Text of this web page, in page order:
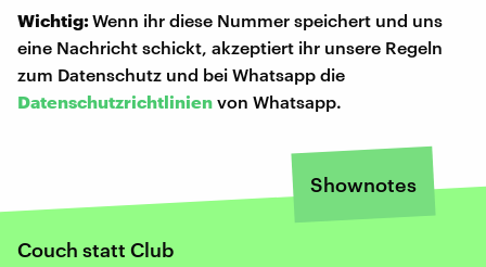
Wichtig:Wenn ihr diese Nummer speichert und uns
eine Nachricht schickt, akzeptiert ihr unsere Regeln
zum Datenschutz und bei Whatsapp die
Datenschutzrichtlinien von Whatsapp.
Shownotes
Couch statt Club